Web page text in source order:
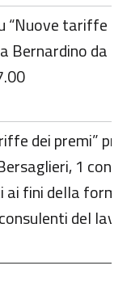
tariffe
Bernardino da
dei premi”
1 con il
ai fini della
del